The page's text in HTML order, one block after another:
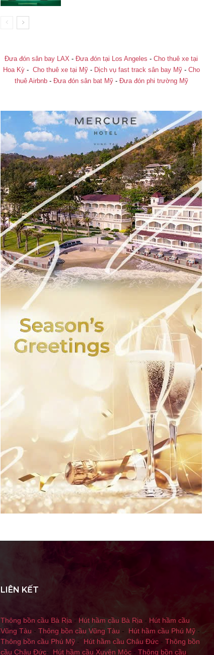
Đưa đón sân bay LAX - Đưa đón tại Los Angeles - Cho thuê xe tại
Hoa Kỳ- Cho thuê xe tại Mỹ- Dịch vụ fast track sân bay Mỹ- Cho
thuê Airbnb- Đưa đón sân bat Mỹ- Đưa đón phi trường Mỹ
LIÊN KẾT
Thông bồn cầu Bà Rịa - Hút hầm cầu Bà Rịa - Hút hầm cầu
Vũng Tàu - Thông bồn cầu Vũng Tàu - Hút hầm cầu Phú Mỹ -
Thông bồn cầu Phú Mỹ - Hút hầm cầu Châu Đức - Thông bồn
cầu Châu Đức- Hút hầm cầu Xuyên Mộc - Thông bồn cầu